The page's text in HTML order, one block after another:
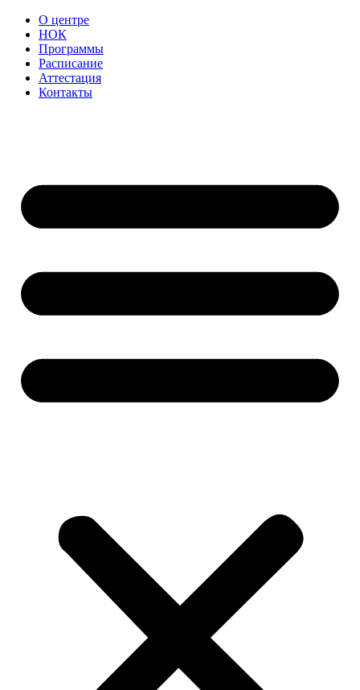
О центре
НОК
Программы
Расписание
Аттестация
Контакты